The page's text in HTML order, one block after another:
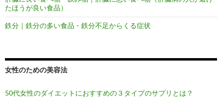
たほうが良い食品）
鉄分｜鉄分の多い食品・鉄分不足からくる症状
女性のための美容法
50代女性のダイエットにおすすめの３タイプのサプリとは？